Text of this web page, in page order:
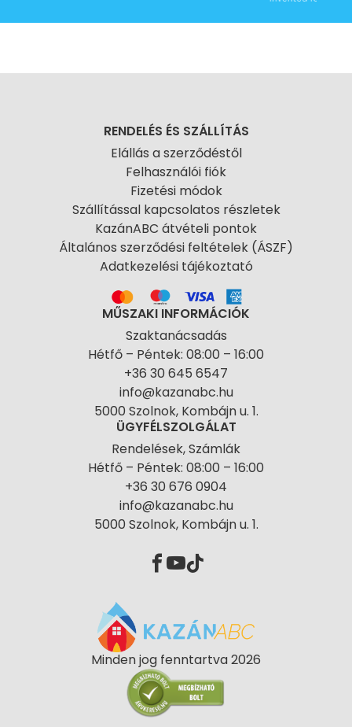
RENDELÉS ÉS SZÁLLÍTÁS
Elállás a szerződéstől
Felhasználói fiók
Fizetési módok
Szállítással kapcsolatos részletek
KazánABC átvételi pontok
Általános szerződési feltételek (ÁSZF)
Adatkezelési tájékoztató
MŰSZAKI INFORMÁCIÓK
Szaktanácsadás
Hétfő – Péntek: 08:00 – 16:00
+36 30 645 6547
info@kazanabc.hu
5000 Szolnok, Kombájn u. 1.
ÜGYFÉLSZOLGÁLAT
Rendelések, Számlák
Hétfő – Péntek: 08:00 – 16:00
+36 30 676 0904
info@kazanabc.hu
5000 Szolnok, Kombájn u. 1.
Minden jog fenntartva 2026